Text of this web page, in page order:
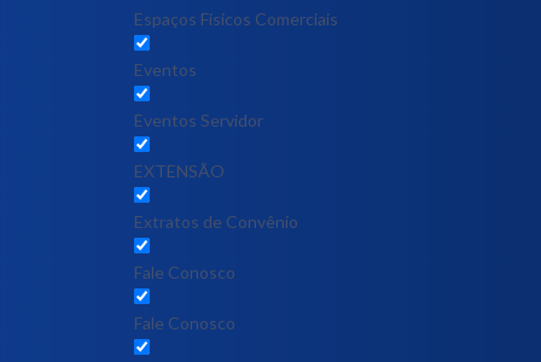
Espaços Físicos Comerciais
Eventos
Eventos Servidor
EXTENSÃO
Extratos de Convênio
Fale Conosco
Fale Conosco